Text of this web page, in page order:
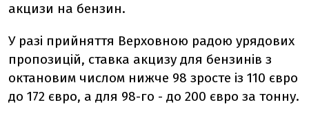
акцизи на бензин.
У разі прийняття Верховною радою урядових
пропозицій, ставка акцизу для бензинів з
октановим числом нижче 98 зросте із 110 євро
до 172 євро, а для 98-го - до 200 євро за тонну.